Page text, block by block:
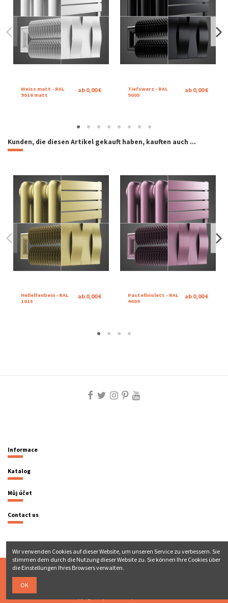
Weiss matt - RAL
9016 matt
ab 0,00 €
Tiefswarz - RAL
9005
ab 0,00 €
Kunden, die diesen Artikel gekauft haben, kauften auch ...
Hellelfenbein - RAL
1015
ab 0,00 €
Pastellviolett - RAL
4009
ab 0,00 €
Informace
Katalog
Můj účet
Contact us
Wir verwenden Cookies auf dieser Website, um unseren Service zu verbessern. Sie
stimmen dem durch die Nutzung dieser Website zu. Sie können Ihre Cookies über
die Einstellungen Ihres Browsers verwalten.
OK